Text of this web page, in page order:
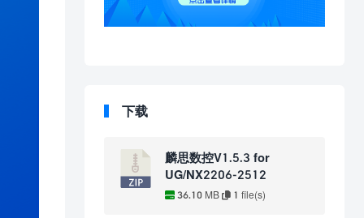
下载
麟思数控V1.5.3 for
UG/NX2206-2512
36.10 MB 1 file(s)